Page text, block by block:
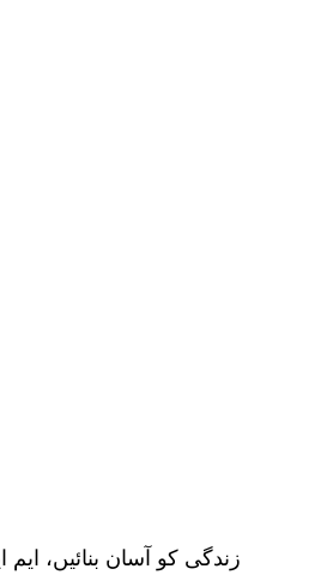
زندگی کو آسان بنائیں، ایم